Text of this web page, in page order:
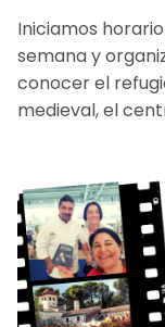
Iniciamos
semana y
conocer el
medieval, el